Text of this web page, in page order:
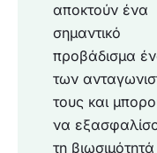
αποκτούν ένα
σημαντικό
προβάδισμα
των
τους και
να
τη βιωσιμότητά